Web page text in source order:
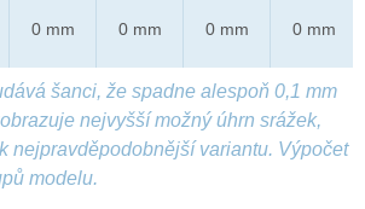
0 mm 0 mm 0 mm 0 mm
šanci, že spadne alespoň 0,1 mm
nejvyšší možný úhrn srážek,
nejpravděpodobnější variantu. Výpočet
modelu.